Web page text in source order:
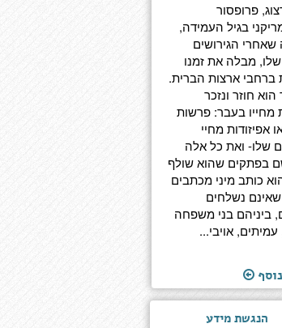
פרופסור
בגיל העמידה,
הגירושים
מבלה את זמנו
ברחבי ארצות הברית.
חוזר ונזכר
מחייו בעבר: פרשות
אפיזודות מחיי
שלו- ואת כל אלה
בפתקים שהוא שולף
כותב מיני מכתבים
שאינם נשלחים
ביניהם בני משפחה
אויבי...
הנגשת מידע